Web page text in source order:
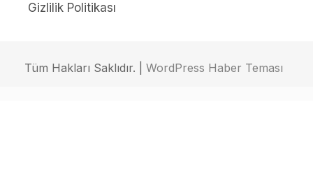
Gizlilik Politikası
Tüm Hakları Saklıdır. | WordPress Haber Teması